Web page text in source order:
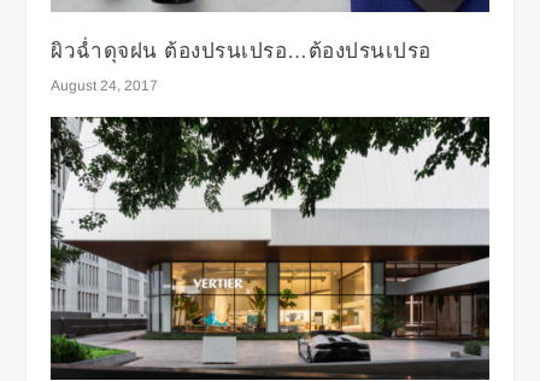
ผิวฉ่ำดุจฝน ต้องปรนเปรอ…ต้องปรนเปรอ
August 24, 2017